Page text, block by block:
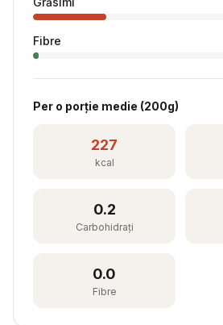
Fibre
Per o porție medie (200g)
227
kcal
0.2
Carbohidrați
0.0
Fibre